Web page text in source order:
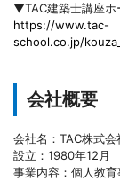
▼TAC建築士講座
https://www.tac-
school.co.jp/
会社概要
会社名：TAC株式会
設立：1980年12月
事業内容：個人教